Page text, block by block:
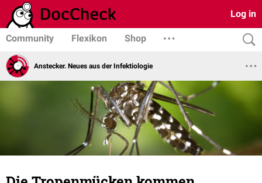
Log in
Community Flexikon Shop
Anstecker. Neues aus der Infektiologie